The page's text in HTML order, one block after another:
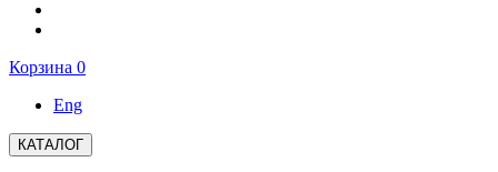
Корзина 0
Eng
КАТАЛОГ